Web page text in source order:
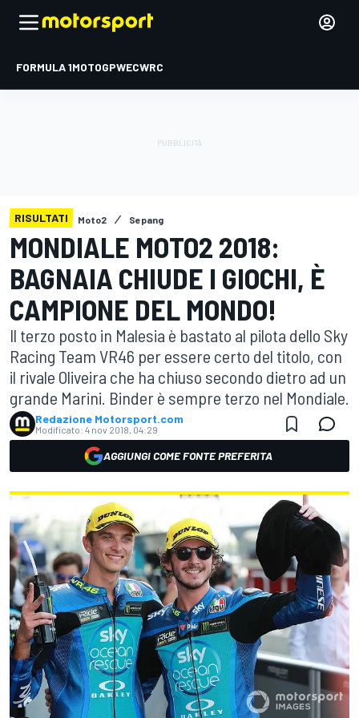
FORMULA 1MOTOGPWECWRC
RISULTATI Moto2 Sepang
MONDIALE MOTO2 2018:
BAGNAIA CHIUDE I GIOCHI, È
CAMPIONE DEL MONDO!
Il terzo posto in Malesia è bastato al pilota dello Sky
Racing Team VR46 per essere certo del titolo, con
il rivale Oliveira che ha chiuso secondo dietro ad un
grande Marini. Binder è sempre terzo nel Mondiale.
Redazione Motorsport.com
Modificato: 4 nov 2018, 04:29
AGGIUNGI COME FONTE PREFERITA